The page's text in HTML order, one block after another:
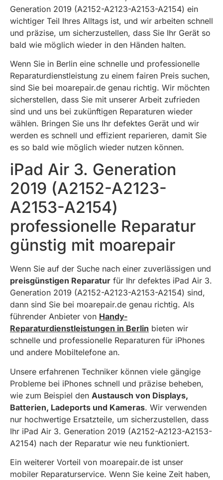
Generation 2019 (A2152-A2123-A2153-A2154) ein
wichtiger Teil Ihres Alltags ist, und wir arbeiten schnell
und präzise, um sicherzustellen, dass Sie Ihr Gerät so
bald wie möglich wieder in den Händen halten.
Wenn Sie in Berlin eine schnelle und professionelle
Reparaturdienstleistung zu einem fairen Preis suchen,
sind Sie bei moarepair.de genau richtig. Wir möchten
sicherstellen, dass Sie mit unserer Arbeit zufrieden
sind und uns bei zukünftigen Reparaturen wieder
wählen. Bringen Sie uns Ihr defektes Gerät und wir
werden es schnell und effizient reparieren, damit Sie
es so bald wie möglich wieder nutzen können.
iPad Air 3. Generation
2019 (A2152-A2123-
A2153-A2154)
professionelle Reparatur
günstig mit moarepair
Wenn Sie auf der Suche nach einer zuverlässigen und
preisgünstigen Reparatur für Ihr defektes iPad Air 3.
Generation 2019 (A2152-A2123-A2153-A2154) sind,
dann sind Sie bei moarepair.de genau richtig. Als
führender Anbieter von Handy-
Reparaturdienstleistungen in Berlin bieten wir
schnelle und professionelle Reparaturen für iPhones
und andere Mobiltelefone an.
Unsere erfahrenen Techniker können viele gängige
Probleme bei iPhones schnell und präzise beheben,
wie zum Beispiel den Austausch von Displays,
Batterien, Ladeports und Kameras. Wir verwenden
nur hochwertige Ersatzteile, um sicherzustellen, dass
Ihr iPad Air 3. Generation 2019 (A2152-A2123-A2153-
A2154) nach der Reparatur wie neu funktioniert.
Ein weiterer Vorteil von moarepair.de ist unser
mobiler Reparaturservice. Wenn Sie keine Zeit haben,